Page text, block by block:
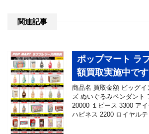
関連記事
ポップマート ラ
額買取実施中で
商品名 買取金額 ビッグ
ズ ぬいぐるみペンダント
20000 １ピース 3300 ア
ハピネス 2200 ロイヤル